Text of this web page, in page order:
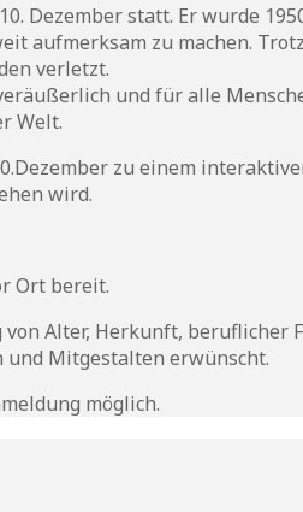
Dezember statt. Er wurde
aufmerksam zu machen.
verletzt.
und für alle
Welt.
zu einem
wird.
Ort bereit.
Alter, Herkunft, beruflicher
und Mitgestalten erwünscht.
möglich.